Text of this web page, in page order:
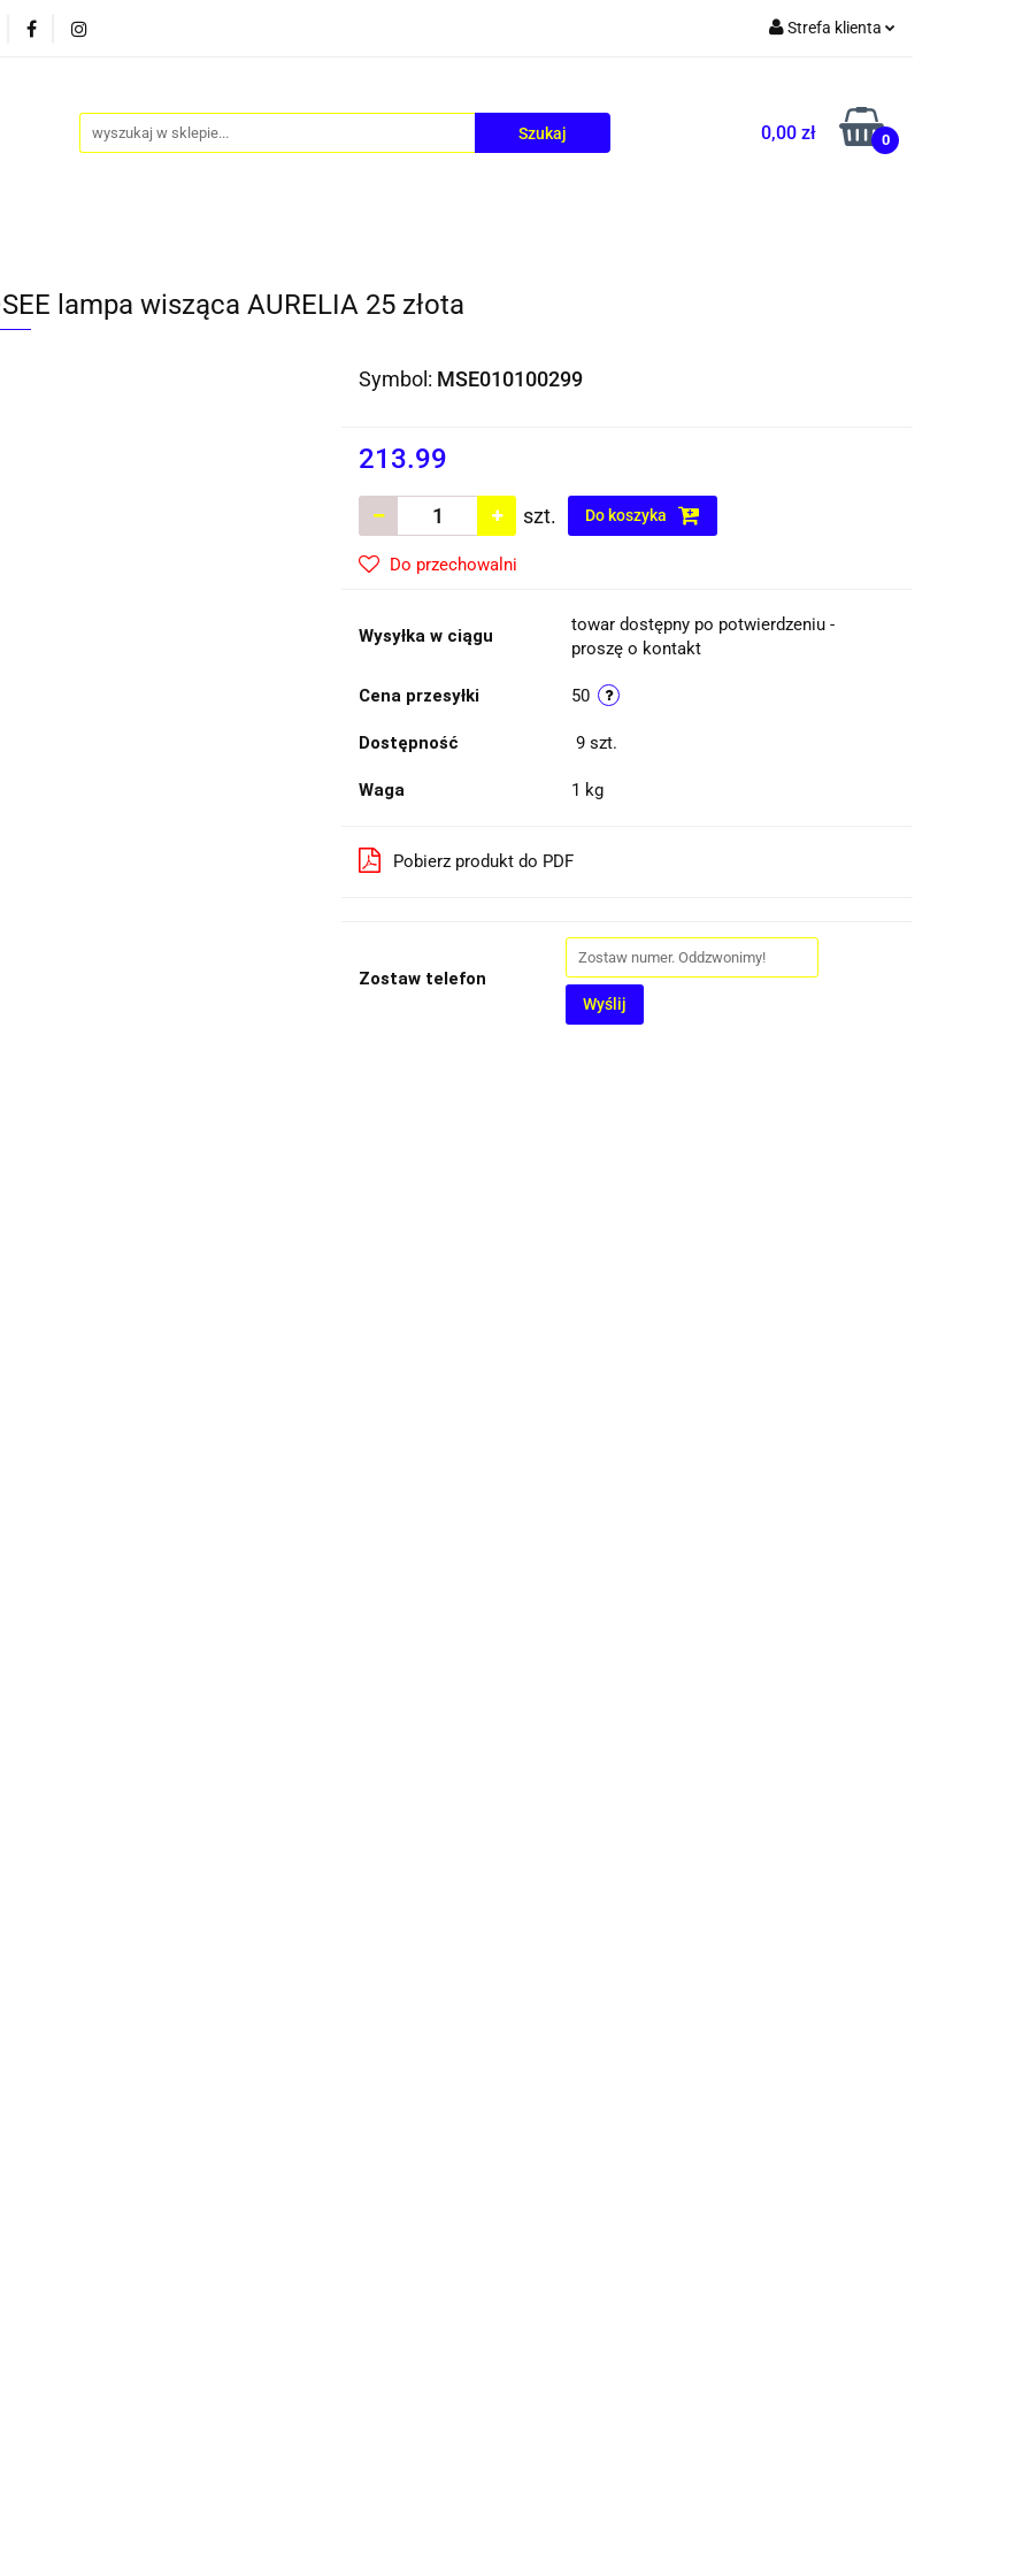
Strefa klienta
Zarejestruj się
Dodaj zgłoszenie
0,00 zł 0
AKCESORIA
lampa wisząca AURELIA 25 złota
Symbol: MSE010100299
213.99
szt. Do koszyka
Do przechowalni
Wysyłka w ciągu
towar dostępny po potwierdzeniu -
proszę o kontakt
Cena przesyłki 50
Dostępność 9 szt.
Waga 1 kg
Pobierz produkt do PDF
Zostaw telefon
Wyślij